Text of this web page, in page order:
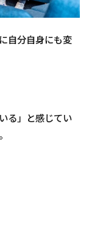
自分自身にも変
る」と感じてい